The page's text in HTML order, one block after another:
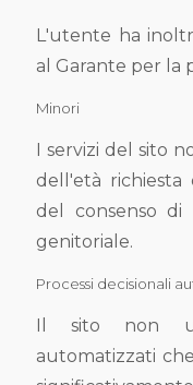
L'utente ha
al Garante per la
Minori
I servizi del sito
dell'età richiesta
del consenso di
genitoriale.
Processi decisionali
Il sito non
automatizzati